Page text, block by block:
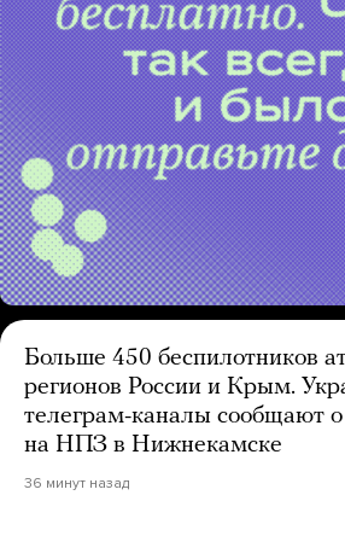
Больше 450 беспилотников
регионов России и Крым.
телеграм-каналы сообщают
на НПЗ в Нижнекамске
36 минут назад